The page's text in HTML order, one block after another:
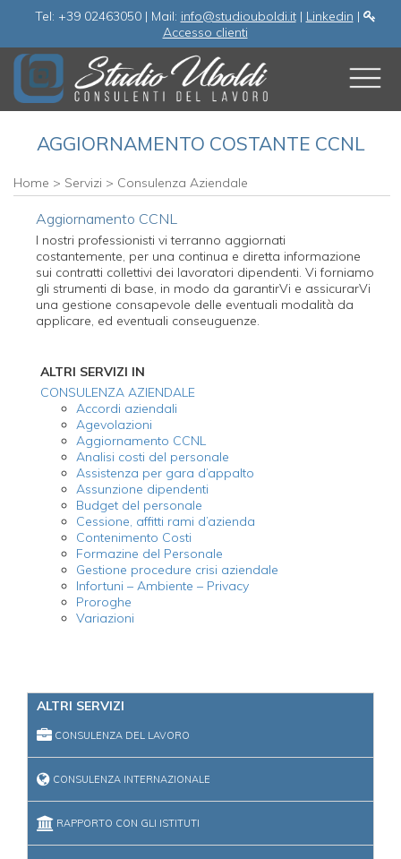
Tel: +39 02463050 | Mail: info@studiouboldi.it| Linkedin |
Accesso clienti
Home > Servizi > Consulenza Aziendale
AGGIORNAMENTO COSTANTE CCNL
Aggiornamento CCNL
I nostri professionisti vi terranno aggiornati
costantemente, per una continua e diretta informazione
sui contratti collettivi dei lavoratori dipendenti. Vi forniamo
gli strumenti di base, in modo da garantirVi e assicurarVi
una gestione consapevole delle eventuali modalità da
applicare, ed eventuali conseuguenze.
ALTRI SERVIZI IN
CONSULENZA AZIENDALE
Accordi aziendali
Agevolazioni
Aggiornamento CCNL
Analisi costi del personale
Assistenza per gara d’appalto
Assunzione dipendenti
Budget del personale
Cessione, affitti rami d’azienda
Contenimento Costi
Formazine del Personale
Gestione procedure crisi aziendale
Infortuni – Ambiente – Privacy
Proroghe
Variazioni
ALTRI SERVIZI
CONSULENZA DEL LAVORO
CONSULENZA INTERNAZIONALE
RAPPORTO CON GLI ISTITUTI